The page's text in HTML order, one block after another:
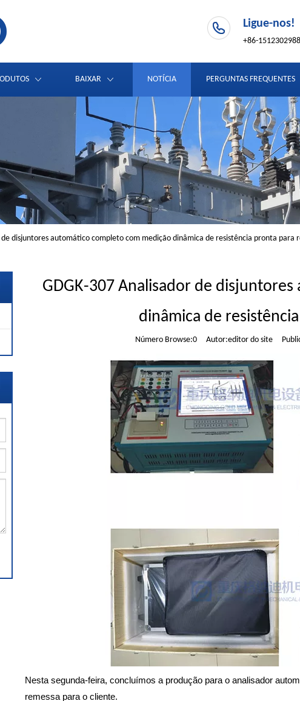
Ligue-nos!
+86-
BAIXAR NOTÍCIA PERGUNTAS FREQUENTES
de disjuntores automático completo com medição dinâmica de resistência pronta para
GDGK-307 Analisador de
dinâmica de
Número Browse:0Autor:editor do site
Nesta segunda-feira, concluímos a produção para o analisador
remessa para o cliente.